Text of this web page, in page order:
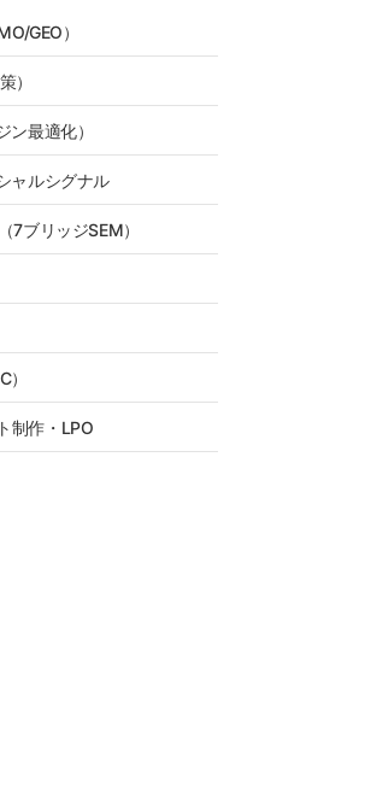
GEO）
）
ン最適化）
ャルシグナル
7ブリッジSEM）
制作・LPO